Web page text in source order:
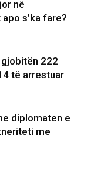
në
s’ka fare?
222
të arrestuar
diplomaten e
me